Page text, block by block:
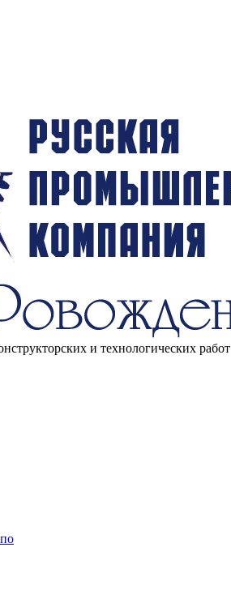
и технологических работ